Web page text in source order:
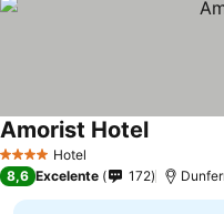
4 EstrelasHotel
Amorist HotelVer
8,6 Excelente 172